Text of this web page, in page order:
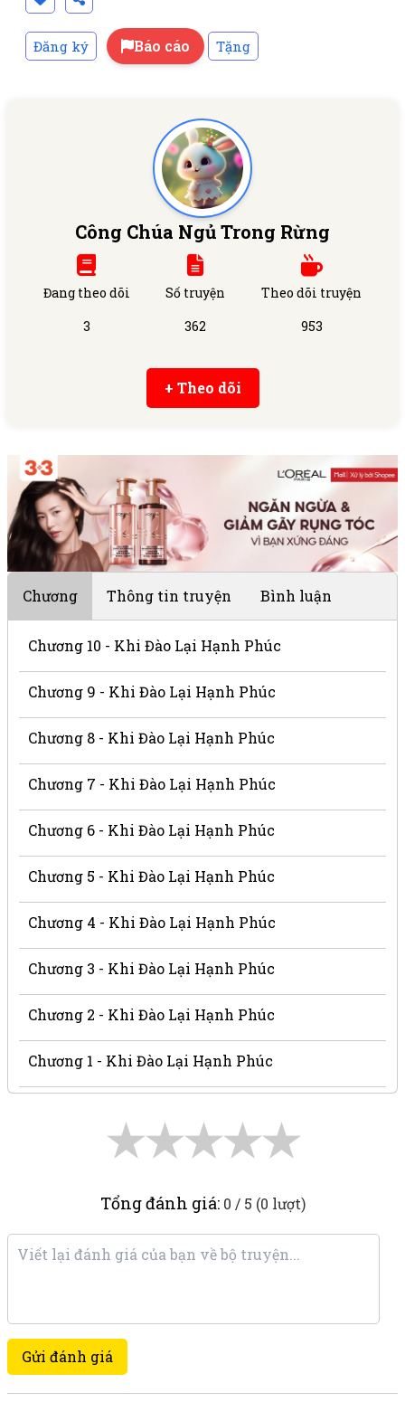
Đăng ký Báo cáo Tặng
Công Chúa Ngủ Trong Rừng
Đang theo dõi
3
Số truyện
362
Theo dõi truyện
953
+ Theo dõi
Chương Thông tin truyện Bình luận
Chương 10 - Khi Đào Lại Hạnh Phúc
Chương 9 - Khi Đào Lại Hạnh Phúc
Chương 8 - Khi Đào Lại Hạnh Phúc
Chương 7 - Khi Đào Lại Hạnh Phúc
Chương 6 - Khi Đào Lại Hạnh Phúc
Chương 5 - Khi Đào Lại Hạnh Phúc
Chương 4 - Khi Đào Lại Hạnh Phúc
Chương 3 - Khi Đào Lại Hạnh Phúc
Chương 2 - Khi Đào Lại Hạnh Phúc
Chương 1 - Khi Đào Lại Hạnh Phúc
★
★
★
★
★
Tổng đánh giá: 0 / 5 (0 lượt)
Gửi đánh giá